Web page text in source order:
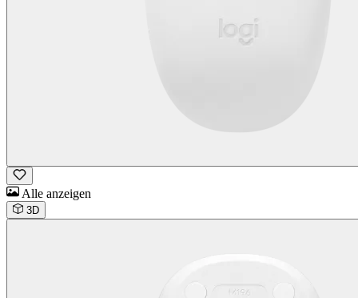
Alle anzeigen
3D